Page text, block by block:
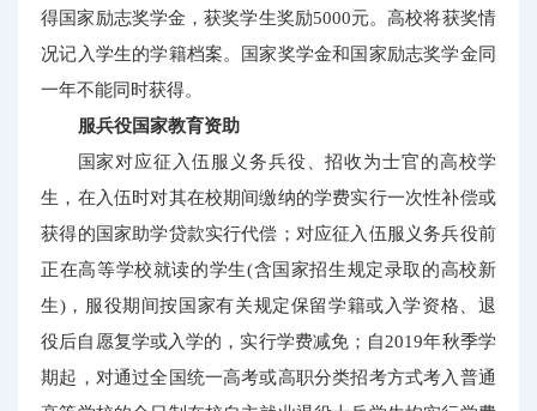
得国家励志奖学金，获奖学生奖励5000元。高校将获奖情
况记入学生的学籍档案。国家奖学金和国家励志奖学金同
一年不能同时获得。
服兵役国家教育资助
国家对应征入伍服义务兵役、招收为士官的高校学
生，在入伍时对其在校期间缴纳的学费实行一次性补偿或
获得的国家助学贷款实行代偿；对应征入伍服义务兵役前
正在高等学校就读的学生(含国家招生规定录取的高校新
生)，服役期间按国家有关规定保留学籍或入学资格、退
役后自愿复学或入学的，实行学费减免；自2019年秋季学
期起，对通过全国统一高考或高职分类招考方式考入普通